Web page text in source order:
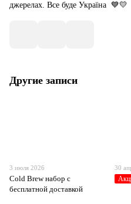
джерелах. Все буде Україна 💙💛
Другие записи
3 июля 2026
Cold Brew набор с
бесплатной доставкой
30